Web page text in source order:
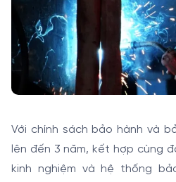
Với chính sách bảo hành và
lên đến 3 năm, kết hợp cùng
kinh nghiệm và hệ thống